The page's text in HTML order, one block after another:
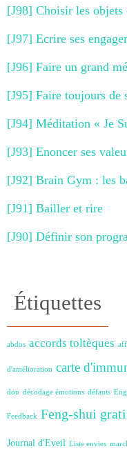
[J98] Choisir les objets
[J97] Ecrire ses
[J96] Faire un grand
[J95] Faire toujours de
[J94] Méditation « Je
[J93] Enoncer ses
[J92] Brain Gym : les
[J91] Bailler et rire
[J90] Définir son
Étiquettes
abdos accords toltèques
d'amélioration carte
don décodage émotions défauts
Feedback Feng-shui
Journal d'Eveil Liste envies